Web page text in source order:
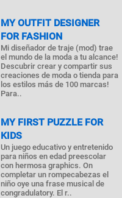
MY OUTFIT DESIGNER
FOR FASHION
Mi diseñador de traje (mod) trae
el mundo de la moda a tu alcance!
Descubrir crear y compartir sus
creaciones de moda o tienda para
los estilos más de 100 marcas!
Para..
MY FIRST PUZZLE FOR
KIDS
Un juego educativo y entretenido
para niños en edad preescolar
con hermosa graphics. On
completar un rompecabezas el
niño oye una frase musical de
congradulatory. El r..